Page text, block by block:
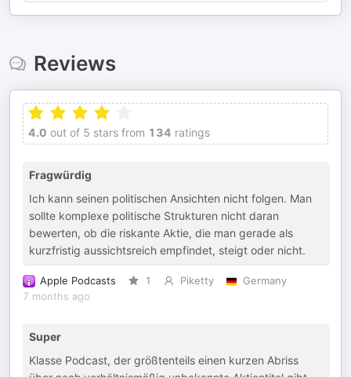
Reviews
4.0 out of 5 stars from 134 ratings
Fragwürdig
Ich kann seinen politischen Ansichten nicht folgen. Man
sollte komplexe politische Strukturen nicht daran
bewerten, ob die riskante Aktie, die man gerade als
kurzfristig aussichtsreich empfindet, steigt oder nicht.
Apple Podcasts 1 Piketty
Germany
7 months ago
Super
Klasse Podcast, der größtenteils einen kurzen Abriss